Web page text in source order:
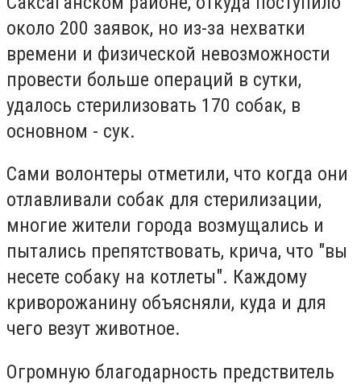
около 200 заявок, но из-за нехватки
времени и физической невозможности
провести больше операций в сутки,
удалось стерилизовать 170 собак, в
основном - сук.
Сами волонтеры отметили, что когда они
отлавливали собак для стерилизации,
многие жители города возмущались и
пытались препятствовать, крича, что "вы
несете собаку на котлеты". Каждому
криворожанину объясняли, куда и для
чего везут животное.
Огромную благодарность предствитель